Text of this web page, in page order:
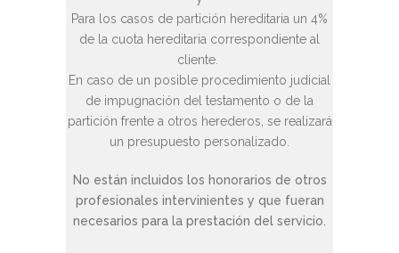
Para los casos de partición hereditaria un 4%
de la cuota hereditaria correspondiente al
cliente.
En caso de un posible procedimiento judicial
de impugnación del testamento o de la
partición frente a otros herederos, se realizará
un presupuesto personalizado.
No están incluidos los honorarios de otros
profesionales intervinientes y que fueran
necesarios para la prestación del servicio.